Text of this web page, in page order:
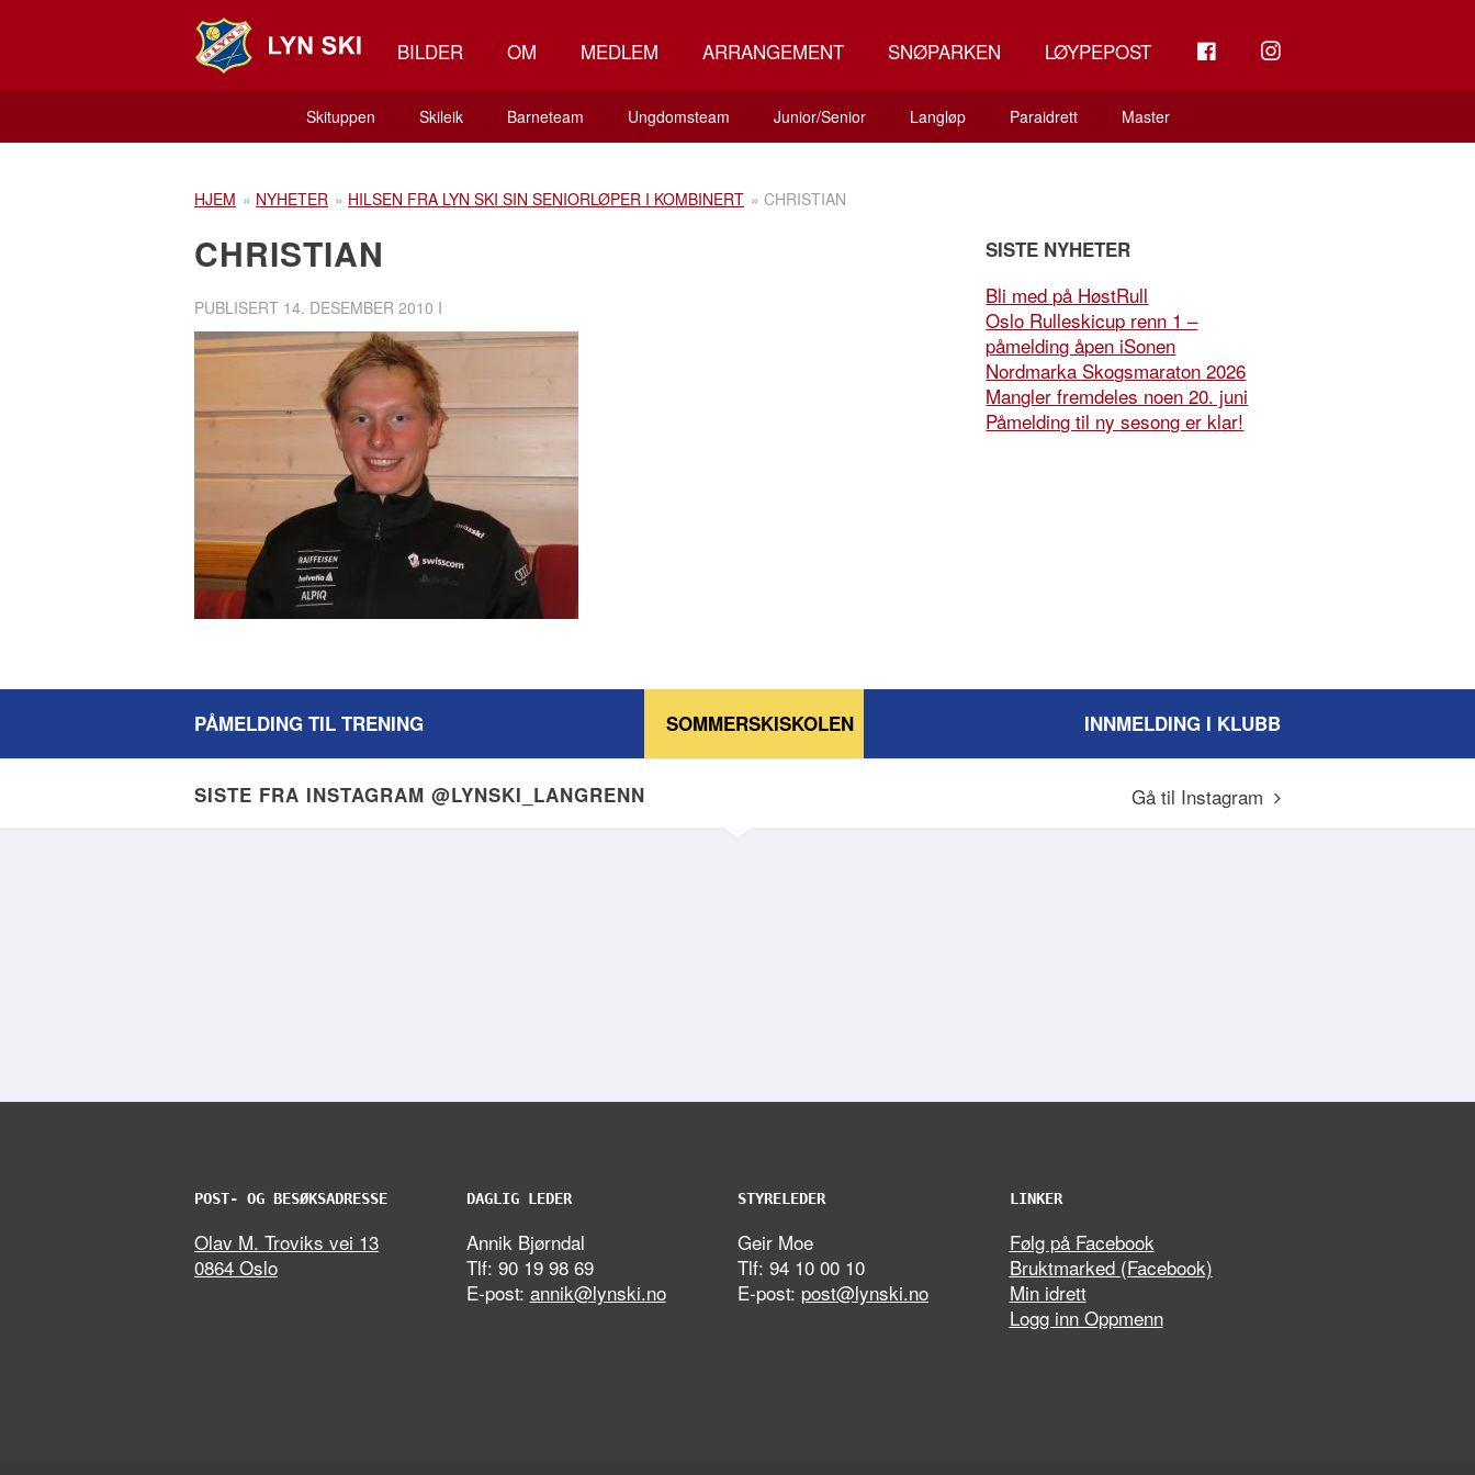
BILDER OM MEDLEM ARRANGEMENT SNØPARKEN LØYPEPOST INSTAGRAM
Skituppen Skileik Barneteam Ungdomsteam Junior/Senior Langløp Paraidrett Master
HJEM » NYHETER » HILSEN FRA LYN SKI SIN SENIORLØPER I KOMBINERT » CHRISTIAN
CHRISTIAN
PUBLISERT 14. DESEMBER 2010 I
SISTE NYHETER
Bli med på HøstRull
Oslo Rulleskicup renn 1 –
påmelding åpen iSonen
Nordmarka Skogsmaraton 2026
Mangler fremdeles noen 20. juni
Påmelding til ny sesong er klar!
PÅMELDING TIL TRENING INNMELDING I KLUBB
SOMMERSKISKOLEN
SISTE FRA INSTAGRAM @LYNSKI_LANGRENN Gå til Instagram
POST- OG BESØKSADRESSE
Olav M. Troviks vei 13
0864 Oslo
DAGLIG LEDER
Annik Bjørndal
Tlf: 90 19 98 69
E-post: annik@lynski.no
STYRELEDER
Geir Moe
Tlf: 94 10 00 10
E-post: post@lynski.no
LINKER
Følg på Facebook
Bruktmarked (Facebook)
Min idrett
Logg inn Oppmenn